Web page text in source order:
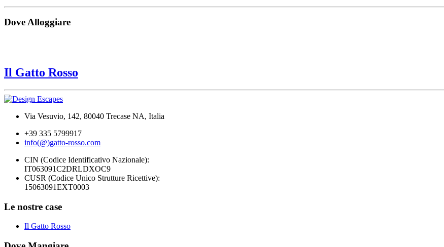
Dove Alloggiare
Il Gatto Rosso
Via Vesuvio, 142, 80040 Trecase NA, Italia
+39 335 5799917
info(@)gatto-rosso.com
CIN (Codice Identificativo Nazionale):
IT063091C2DRLDXOC9
CUSR (Codice Unico Strutture Ricettive):
15063091EXT0003
Le nostre case
Il Gatto Rosso